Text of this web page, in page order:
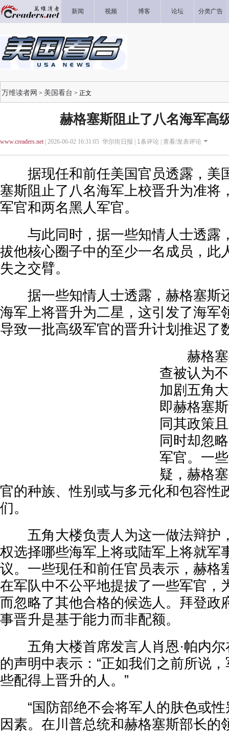
新闻 视频 博客 论坛 分类广告
万维读者网 > 美国看台 > 正文
赫格塞斯阻止了八名海军高
www.creaders.net| 2026-06-02 16:31:05 华尔街日报 | 1条评论 | 查看/发表评论
据现任和前任美国官员透露，美
塞斯阻止了八名海军上校晋升为准将
军官和两名黑人军官。
与此同时，据一些知情人士透露
拔他核心圈子中的至少一名成员，此
失之交臂。
据一些知情人士透露，赫格塞斯
海军上将晋升为二星，这引发了海军
导致一批高级军官的晋升计划推迟了
赫格塞
查被认为
加剧五角
即赫格塞
同其政策
同时却忽
军官。一
疑，赫格
官的种族、性别或与多元化和包容性
们。
五角大楼负责人为这一做法辩护
权选择哪些海军上将或陆军上将就军
议。一些现任和前任官员表示，赫格
在军队中不公平地提拔了一些军官，
而忽略了其他合格的候选人。拜登政
事晋升是基于能力而非配额。
五角大楼首席发言人肖恩·帕内尔
的声明中表示：“正如我们之前所说
些配得上晋升的人。”
“国防部绝不会将军人的肤色或性
因素。在川普总统和赫格塞斯部长的